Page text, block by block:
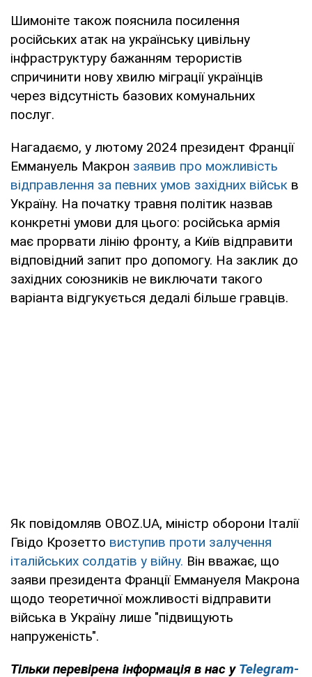
Шимоніте також пояснила посилення
російських атак на українську цивільну
інфраструктуру бажанням терористів
спричинити нову хвилю міграції українців
через відсутність базових комунальних
послуг.
Нагадаємо, у лютому 2024 президент Франції
Еммануель Макрон заявив про можливість
відправлення за певних умов західних військ в
Україну. На початку травня політик назвав
конкретні умови для цього: російська армія
має прорвати лінію фронту, а Київ відправити
відповідний запит про допомогу. На заклик до
західних союзників не виключати такого
варіанта відгукується дедалі більше гравців.
Як повідомляв OBOZ.UA, міністр оборони Італії
Гвідо Крозетто виступив проти залучення
італійських солдатів у війну. Він вважає, що
заяви президента Франції Еммануеля Макрона
щодо теоретичної можливості відправити
війська в Україну лише "підвищують
напруженість".
Тільки перевірена інформація в нас у Telegram-